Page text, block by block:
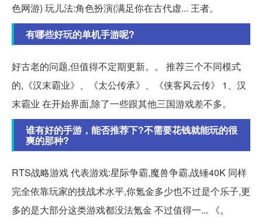
色网游) 玩儿法:角色扮演(满足你在古代虚... 王者。
有哪些好玩的单机手游呢?
好古老的问题,但值得不定期更新。。 推荐三个不同模式
的,《汉末霸业》、《太公传承》、《侠客风云传》 1、汉
末霸业 在开始界面,除了一些跟其他三国游戏差不多。
谁有好的手游，能否推荐下?不需要花钱就能玩的很
爽的那种?
RTS战略游戏 代表游戏:星际争霸,魔兽争霸,战锤40K 同样
完全依靠玩家的技战术水平,你氪金多少也不过是个乐子,更
多的是大部分这类游戏都没法氪金 不过值得一... 《。